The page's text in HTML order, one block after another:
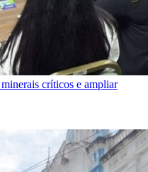
críticos e ampliar